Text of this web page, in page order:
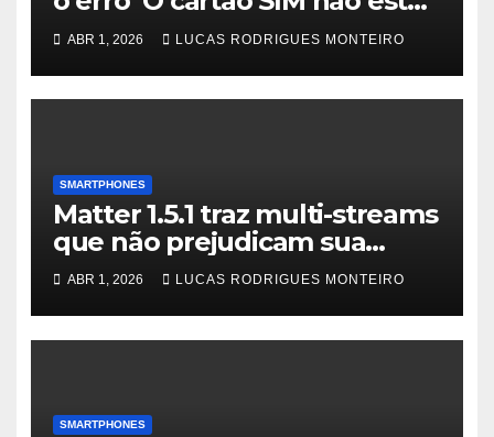
mais ativo’ do Google Fi
ABR 1, 2026 LUCAS RODRIGUES MONTEIRO
SMARTPHONES
Matter 1.5.1 traz multi-streams
que não prejudicam sua
largura de banda
ABR 1, 2026 LUCAS RODRIGUES MONTEIRO
SMARTPHONES